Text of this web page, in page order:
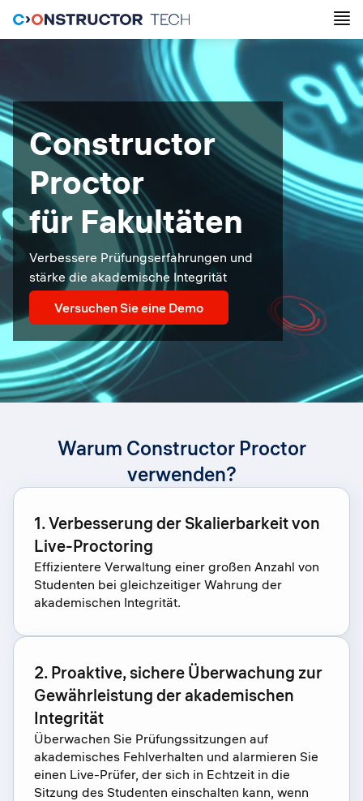
Constructor
Proctor
für Fakultäten
Verbessere Prüfungserfahrungen und
stärke die akademische Integrität
Versuchen Sie eine Demo
Warum Constructor Proctor
verwenden?
1. Verbesserung der Skalierbarkeit von
Live-Proctoring
Effizientere Verwaltung einer großen Anzahl von
Studenten bei gleichzeitiger Wahrung der
akademischen Integrität.
2. Proaktive, sichere Überwachung zur
Gewährleistung der akademischen
Integrität
Überwachen Sie Prüfungssitzungen auf
akademisches Fehlverhalten und alarmieren Sie
einen Live-Prüfer, der sich in Echtzeit in die
Sitzung des Studenten einschalten kann, wenn